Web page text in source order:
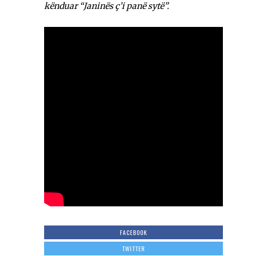
kënduar “Janinës ç’i panë sytë”.
FACEBOOK
TWITTER